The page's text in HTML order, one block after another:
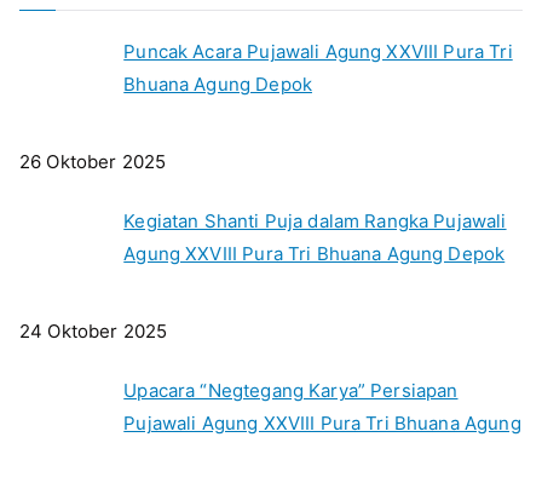
Puncak Acara Pujawali Agung XXVIII Pura Tri
Bhuana Agung Depok
26 Oktober 2025
Kegiatan Shanti Puja dalam Rangka Pujawali
Agung XXVIII Pura Tri Bhuana Agung Depok
24 Oktober 2025
Upacara “Negtegang Karya” Persiapan
Pujawali Agung XXVIII Pura Tri Bhuana Agung